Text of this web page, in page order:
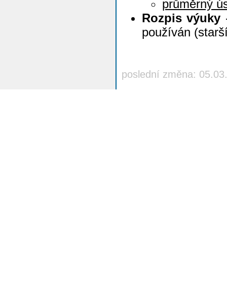
průměrný
Rozpis výuky
používán
poslední změna: